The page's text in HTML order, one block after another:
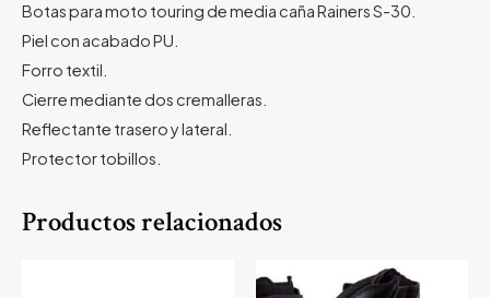
Botas para moto touring de media caña Rainers S-30.
Piel con acabado PU.
Forro textil.
Cierre mediante dos cremalleras.
Reflectante trasero y lateral.
Protector tobillos.
Productos relacionados